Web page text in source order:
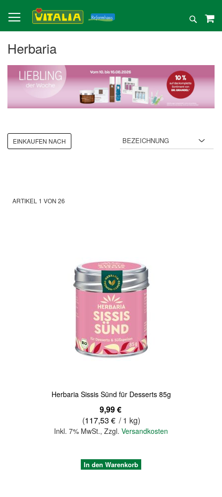
zum
Inhalt
Suche
Herbaria
ARTIKEL 1 VON 26
Herbaria Sissis Sünd für Desserts 85g
9,99 €
(117,53 € / 1 kg)
Inkl. 7% MwSt., Zzgl. Versandkosten
In den Warenkorb
EINKAUFEN NACH